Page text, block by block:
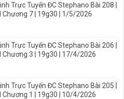
Trực Tuyến ĐC Stephano Bài 208 |
Chương 7 | 19g30 | 1/5/2026
Trực Tuyến ĐC Stephano Bài 206 |
Chương 3 | 19g30 | 17/4/2026
Trực Tuyến ĐC Stephano Bài 205 |
Chương 1 | 19g30 | 10/4/2026